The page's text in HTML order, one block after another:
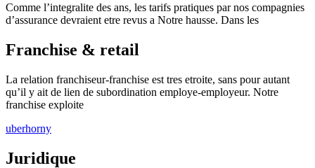
Comme l’integralite des ans, les tarifs pratiques par nos compagnies
d’assurance devraient etre revus a Notre hausse. Dans les
Franchise & retail
La relation franchiseur-franchise est tres etroite, sans pour autant
qu’il y ait de lien de subordination employe-employeur. Notre
franchise exploite
uberhorny
Juridique